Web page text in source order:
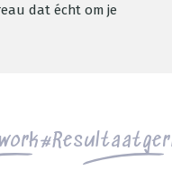
dat écht om je